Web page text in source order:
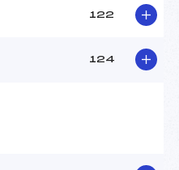
122
124